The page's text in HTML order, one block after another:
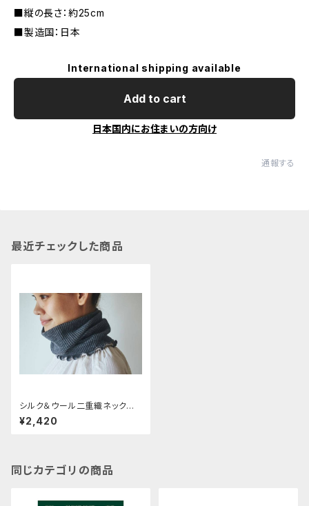
■縦の長さ：約25cm
■製造国：日本
International shipping available
Add to cart
日本国内にお住まいの方向け
通報する
最近チェックした商品
シルク＆ウール二重織ネックウォ
ーマー(ロング)
¥2,420
同じカテゴリの商品